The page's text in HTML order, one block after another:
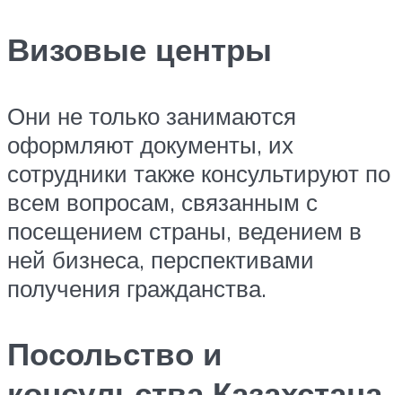
Визовые центры
Они не только занимаются
оформляют документы, их
сотрудники также консультируют по
всем вопросам, связанным с
посещением страны, ведением в
ней бизнеса, перспективами
получения гражданства.
Посольство и